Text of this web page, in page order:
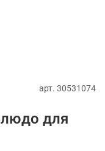
арт. 30531074
для